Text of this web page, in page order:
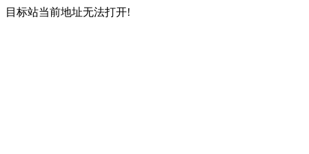
目标站当前地址无法打开!